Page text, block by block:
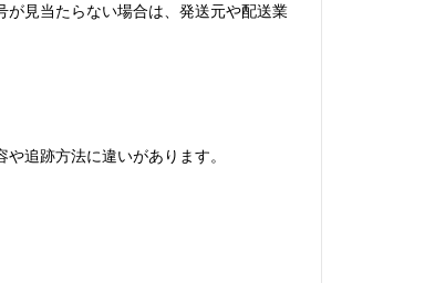
見当たらない場合は、発送元や配送業
追跡方法に違いがあります。